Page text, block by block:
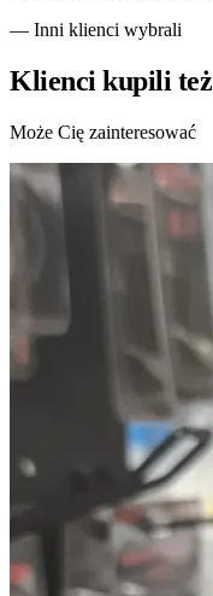
— Inni klienci wybrali
Klienci kupili też
Może Cię zainteresować